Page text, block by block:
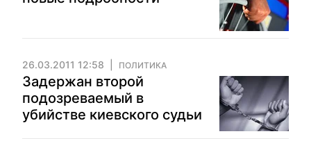
26.03.2011 12:58 ПОЛИТИКА
Задержан второй
подозреваемый в
убийстве киевского судьи